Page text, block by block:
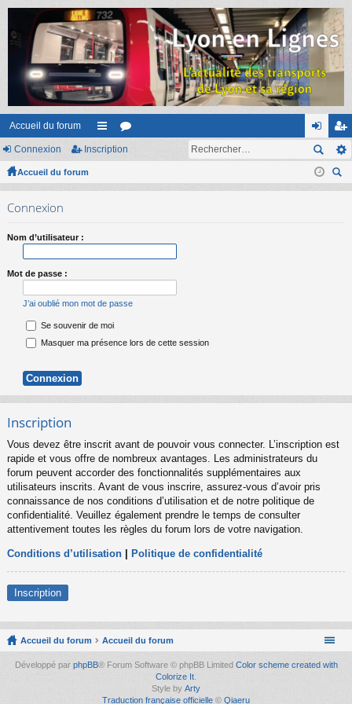
Accueil du forum
ac
s
or on
ne
ns
cri
Connexion Inscription
Accueil du forum
ec
Connexion
Nom d’utilisateur :
Mot de passe :
J’ai oublié mon mot de passe
Se souvenir de moi
Masquer ma présence lors de cette session
Inscription
Vous devez être inscrit avant de pouvoir vous connecter. L’inscription est
rapide et vous offre de nombreux avantages. Les administrateurs du
forum peuvent accorder des fonctionnalités supplémentaires aux
utilisateurs inscrits. Avant de vous inscrire, assurez-vous d’avoir pris
connaissance de nos conditions d’utilisation et de notre politique de
confidentialité. Veuillez également prendre le temps de consulter
attentivement toutes les règles du forum lors de votre navigation.
Conditions d’utilisation Politique de confidentialité
Inscription
Accueil du forum Accueil du forum
Développé par phpBB® Forum Software © phpBB Limited Color scheme created with
Colorize It.
Style by Arty
Traduction française officielle © Qiaeru